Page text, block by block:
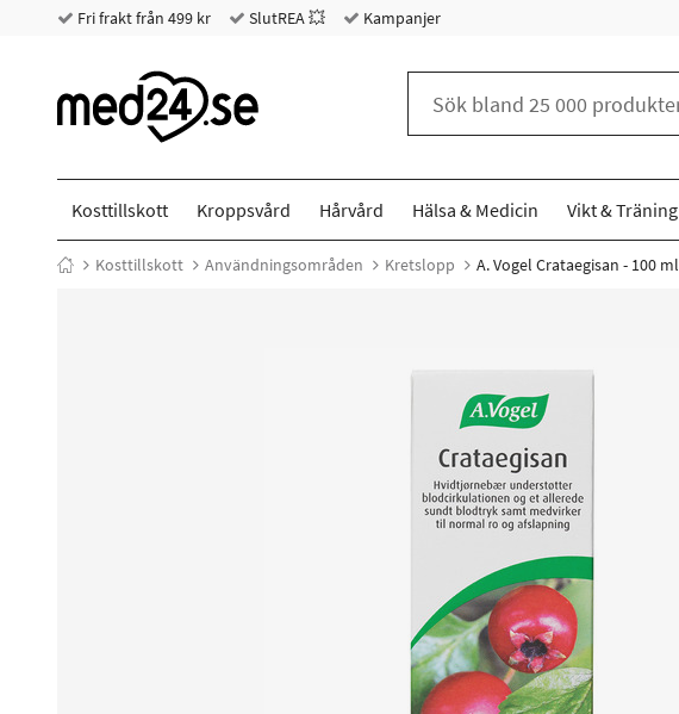
Fri frakt från 499 kr SlutREA 💥 Kampanjer
Kosttillskott Kroppsvård Hårvård Hälsa & Medicin Vikt & Träning
Kosttillskott Användningsområden Kretslopp A. Vogel Crataegisan - 100 ml